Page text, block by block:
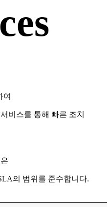
여
비스를 통해 빠른 조치
의 범위를 준수합니다.